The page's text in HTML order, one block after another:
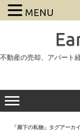
不動産の売却、アパート
「廊下の私物 」タグアーカ
MENU